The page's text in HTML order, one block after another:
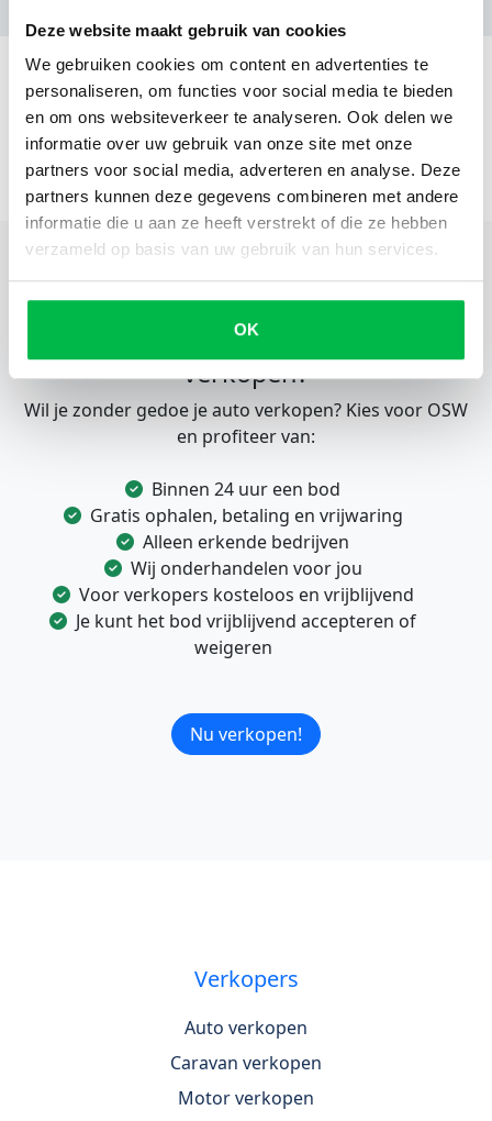
Deze website maakt gebruik van cookies
We gebruiken cookies om content en advertenties te
personaliseren, om functies voor social media te bieden
en om ons websiteverkeer te analyseren. Ook delen we
informatie over uw gebruik van onze site met onze
partners voor social media, adverteren en analyse. Deze
partners kunnen deze gegevens combineren met andere
informatie die u aan ze heeft verstrekt of die ze hebben
verzameld op basis van uw gebruik van hun services.
OK
Eenvoudig en snel je voertuig
verkopen?
Wil je zonder gedoe je auto verkopen? Kies voor OSW
en profiteer van:
Binnen 24 uur een bod
Gratis ophalen, betaling en vrijwaring
Alleen erkende bedrijven
Wij onderhandelen voor jou
Voor verkopers kosteloos en vrijblijvend
Je kunt het bod vrijblijvend accepteren of
weigeren
Nu verkopen!
Verkopers
Auto verkopen
Caravan verkopen
Motor verkopen